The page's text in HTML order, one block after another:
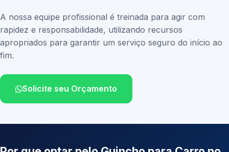
A nossa equipe profissional é treinada para agir com
rapidez e responsabilidade, utilizando recursos
apropriados para garantir um serviço seguro do início ao
fim.
Solicite seu Orçamento